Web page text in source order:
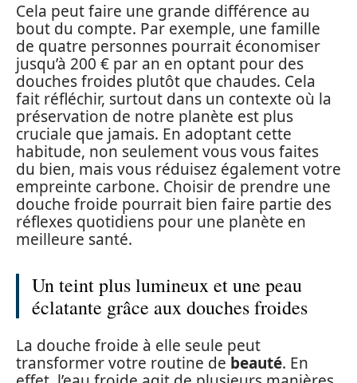
Cela peut faire une grande différence au
bout du compte. Par exemple, une famille
de quatre personnes pourrait économiser
jusqu’à 200 € par an en optant pour des
douches froides plutôt que chaudes. Cela
fait réfléchir, surtout dans un contexte où la
préservation de notre planète est plus
cruciale que jamais. En adoptant cette
habitude, non seulement vous vous faites
du bien, mais vous réduisez également votre
empreinte carbone. Choisir de prendre une
douche froide pourrait bien faire partie des
réflexes quotidiens pour une planète en
meilleure santé.
Un teint plus lumineux et une peau
éclatante grâce aux douches froides
La douche froide à elle seule peut
transformer votre routine de beauté. En